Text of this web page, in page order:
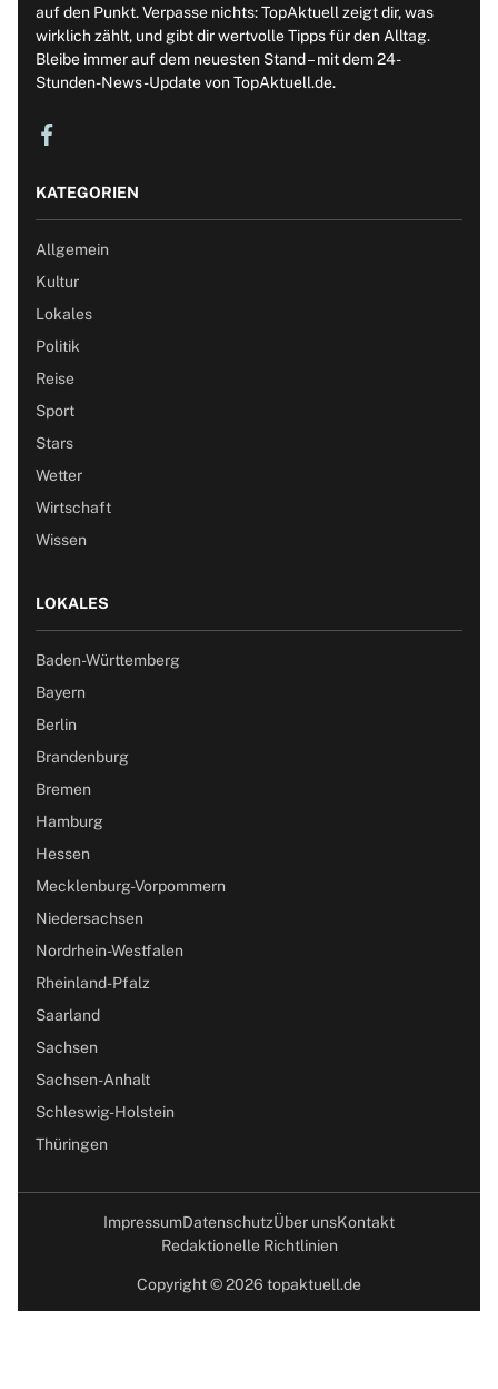
auf den Punkt. Verpasse nichts: TopAktuell zeigt dir, was
wirklich zählt, und gibt dir wertvolle Tipps für den Alltag.
Bleibe immer auf dem neuesten Stand – mit dem 24-
Stunden-News-Update von TopAktuell.de.
KATEGORIEN
Allgemein
Kultur
Lokales
Politik
Reise
Sport
Stars
Wetter
Wirtschaft
Wissen
LOKALES
Baden-Württemberg
Bayern
Berlin
Brandenburg
Bremen
Hamburg
Hessen
Mecklenburg-Vorpommern
Niedersachsen
Nordrhein-Westfalen
Rheinland-Pfalz
Saarland
Sachsen
Sachsen-Anhalt
Schleswig-Holstein
Thüringen
ImpressumDatenschutzÜber unsKontakt
Redaktionelle Richtlinien
Copyright © 2026 topaktuell.de